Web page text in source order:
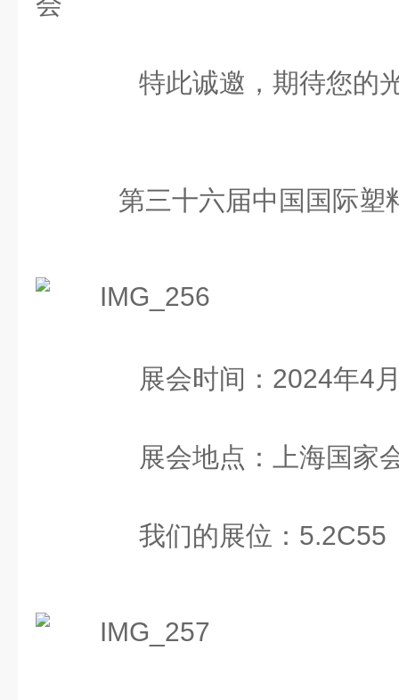
特此诚邀，期待您的
第三十六届中国国际塑
展会时间：2024年4
展会地点：上海国家
我们的展位：5.2C55